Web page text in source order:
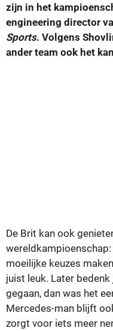
zijn in het
engineering director
Sports. Volgens
ander team ook het
De Brit kan ook
moeilijke keuzes
juist leuk. Later
gegaan, dan was het
Mercedes-man blijft
zorgt voor iets meer